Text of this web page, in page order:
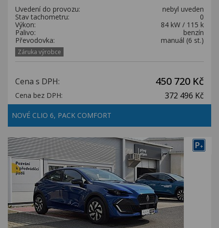
Uvedení do provozu:
nebyl uveden
Stav tachometru:
0
Výkon:
84 kW / 115 k
Palivo:
benzín
Převodovka:
manuál (6 st.)
Záruka výrobce
Cena s DPH: 450 720 Kč
Cena bez DPH: 372 496 Kč
NOVÉ CLIO 6, PACK COMFORT
P+